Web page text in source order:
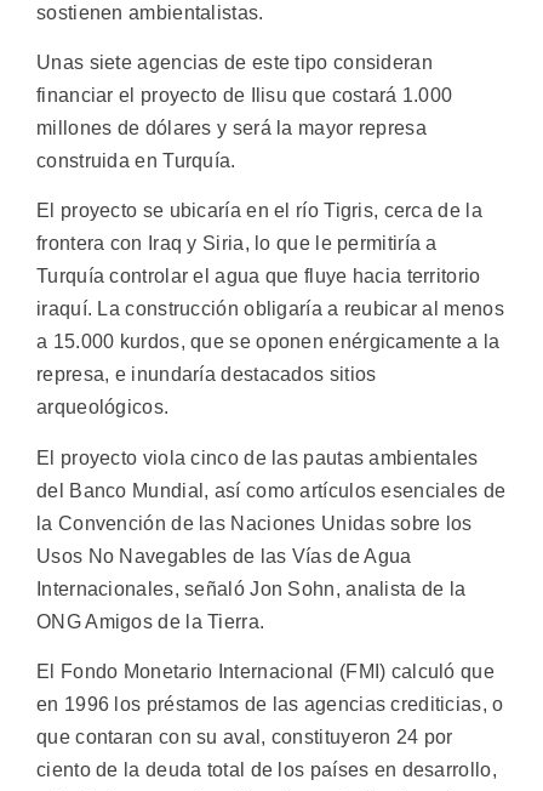
sostienen ambientalistas.
Unas siete agencias de este tipo consideran
financiar el proyecto de Ilisu que costará 1.000
millones de dólares y será la mayor represa
construida en Turquía.
El proyecto se ubicaría en el río Tigris, cerca de la
frontera con Iraq y Siria, lo que le permitiría a
Turquía controlar el agua que fluye hacia territorio
iraquí. La construcción obligaría a reubicar al menos
a 15.000 kurdos, que se oponen enérgicamente a la
represa, e inundaría destacados sitios
arqueológicos.
El proyecto viola cinco de las pautas ambientales
del Banco Mundial, así como artículos esenciales de
la Convención de las Naciones Unidas sobre los
Usos No Navegables de las Vías de Agua
Internacionales, señaló Jon Sohn, analista de la
ONG Amigos de la Tierra.
El Fondo Monetario Internacional (FMI) calculó que
en 1996 los préstamos de las agencias crediticias, o
que contaran con su aval, constituyeron 24 por
ciento de la deuda total de los países en desarrollo,